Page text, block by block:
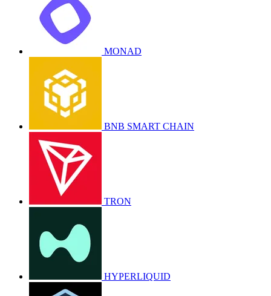
MONAD
BNB SMART CHAIN
TRON
HYPERLIQUID